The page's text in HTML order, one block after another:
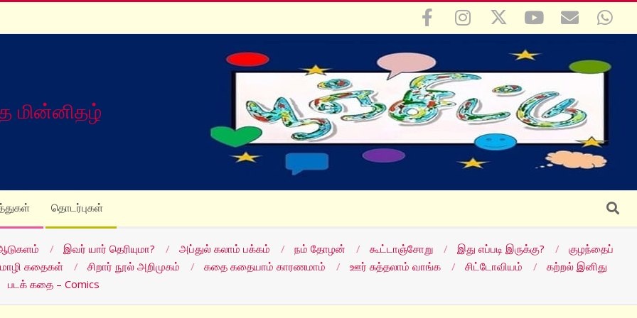
மின்னிதழ்
தொடர்புகள் Search
இவர் யார் தெரியுமா? அப்துல் கலாம் பக்கம் நம் தோழன் கூட்டாஞ்சோறு இது எப்படி இருக்கு?
குழந்தைப்
கதைகள் சிறார் நூல் அறிமுகம் கதை கதையாம் காரணமாம் ஊர் சுத்தலாம் வாங்க சிட்டோவியம்
கற்றல் இனிது
படக் கதை – Comics